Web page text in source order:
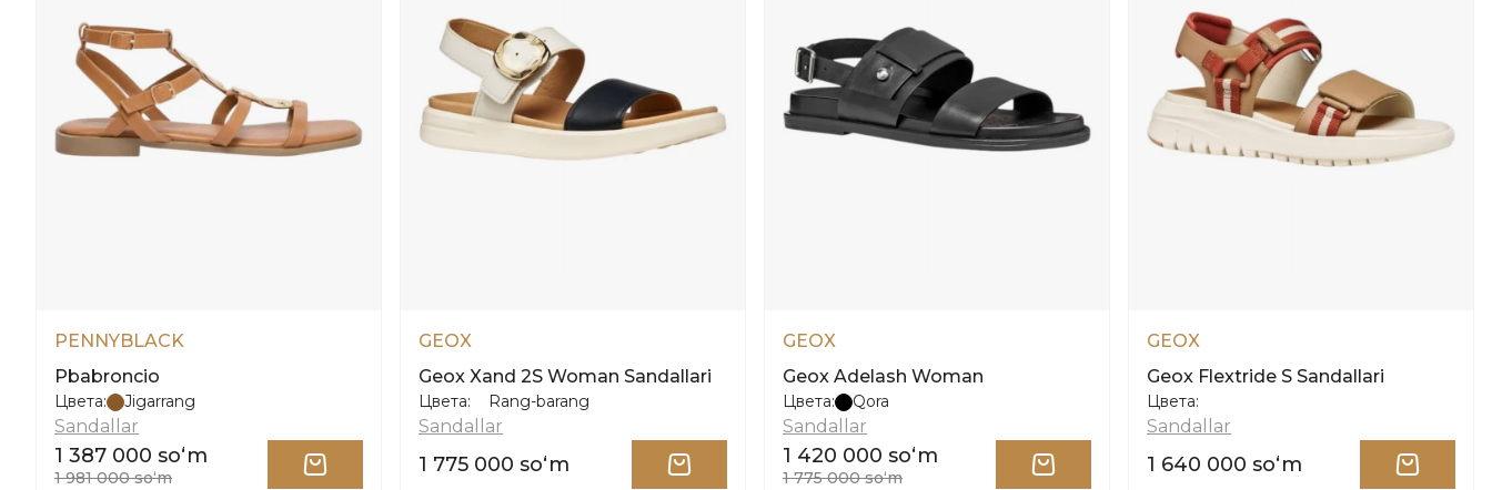
PENNYBLACK
Pbabroncio
Цвета: Jigarrang
Sandallar
1 387 000 soʻm
1 981 000 soʻm
GEOX
Geox Xand 2S Woman Sandallari
Цвета: Rang-barang
Sandallar
1 775 000 soʻm
GEOX
Geox Adelash Woman
Цвета: Qora
Sandallar
1 420 000 soʻm
1 775 000 soʻm
GEOX
Geox Flextride S Sandallari
Цвета:
Sandallar
1 640 000 soʻm